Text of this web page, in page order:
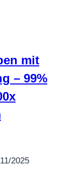
mit
– 99%
2025